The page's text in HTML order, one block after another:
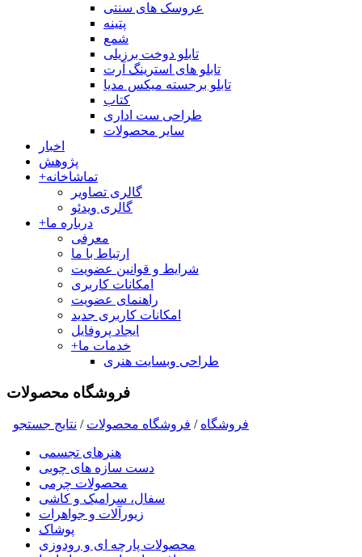
عروسک های سنتی
پتینه
شمع
تابلو دوخت برزیلی
تابلو های استرینگ آرت
تابلو برجسته میکس مدیا
کتاب
طراحی ست اداری
سایر محصولات
اخبار
پژوهش
+تماشاخانه
گالری تصاویر
گالری ویدئو
+درباره ما
معرفی
ارتباط با ما
شرایط و قوانین عضویت
امکانات کاربری
راهنمای عضویت
امکانات کاربری جدید
ایجاد پروفایل
+خدمات ما
طراحی وبسایت هنری
فروشگاه محصولات
فروشگاه / فروشگاه محصولات / نتايج جستجو
هنرهای تجسمی
دست سازه های چوبی
محصولات چرمی
سفال، سرامیک و کاشی
زیورآلات و جواهرات
پوشاک
محصولات پارچه ای و رودوزی